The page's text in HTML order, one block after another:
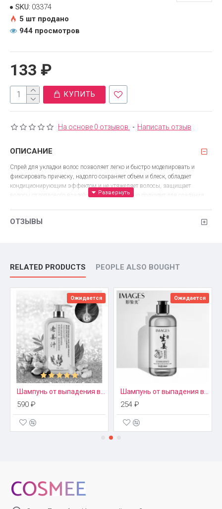
На основе 0 отзывов. - Написать отзыв
133 ₽
SKU: 03374
5 шт продано
944 просмотров
КУПИТЬ
ОПИСАНИЕ
Спрей для укладки волос позволяет легко и быстро моделировать и
фиксировать прическу, надолго сохраняет объем и блеск, обладает
кондиционирующим эффектом и не утяжеляет волосы, защищает
волосы от теплового воздействия. Великолепно подходит для создания
ОТЗЫВЫ
RELATED PRODUCTS PEOPLE ALSO BOUGHT
Ожидается
590 ₽
Ожидается
254 ₽